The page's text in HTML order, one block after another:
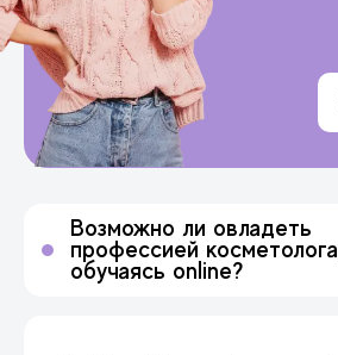
Возможно ли овладеть
профессией косметолога,
обучаясь online?